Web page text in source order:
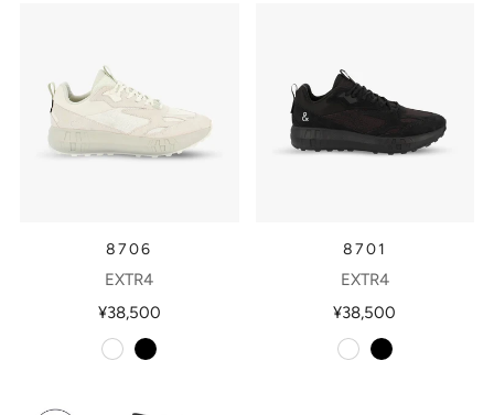
8706
EXTR4
¥38,500
bianconero
8701
EXTR4
¥38,500
bianconero